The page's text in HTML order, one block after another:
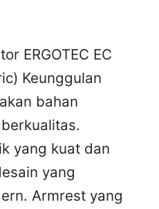
ERGOTEC EC
Keunggulan
bahan
yang kuat dan
yang
Armrest yang